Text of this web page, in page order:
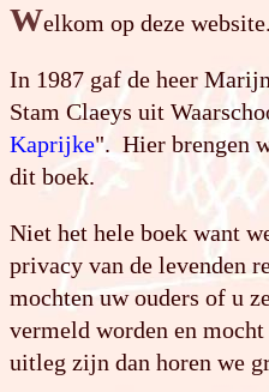
Welkom op deze website.
In 1987 gaf de heer
Stam Claeys uit
Kaprijke". Hier brengen
dit boek.
Niet het hele boek want
privacy van de levenden
mochten uw ouders of u
vermeld worden en
uitleg zijn dan horen we